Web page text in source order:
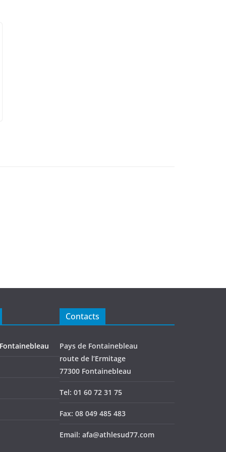
Contacts
Pays de Fontainebleau
route de l’Ermitage
77300 Fontainebleau
Tel: 01 60 72 31 75
Fax: 08 049 485 483
Email: afa@athlesud77.com